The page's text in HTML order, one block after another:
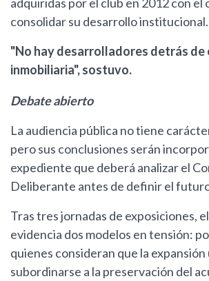
consolidar su desarrollo institucional.
"No hay desarrolladores detrás de
inmobiliaria", sostuvo.
Debate abierto
La audiencia pública no tiene
pero sus conclusiones serán
expediente que deberá analizar el
Deliberante antes de definir el
Tras tres jornadas de exposiciones,
evidencia dos modelos en tensión:
quienes consideran que la
subordinarse a la preservación del